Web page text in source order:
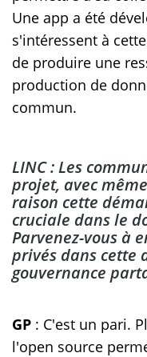
Une app a été
s'intéressent à
de produire une
production de
commun.
LINC : Les
projet, avec même
raison cette
cruciale dans le
Parvenez-vous à
privés dans cette
gouvernance
GP : C'est un pari.
l'open source